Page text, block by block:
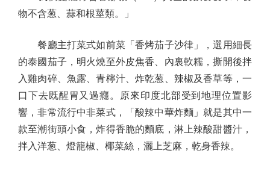
物不含葱、蒜和根莖類。」
餐廳主打菜式如前菜「香烤茄子沙律」，選用細長
的泰國茄子，明火燒至外皮焦香、內裏軟糯，撕開後拌
入雞肉碎、魚露、青檸汁、炸乾葱、辣椒及香草等，一
口下去既醒胃又過癮。原來印度北部受到地理位置影
響，非常流行中非菜式，「酸辣中華炸麵」就是其中一
款至潮街頭小食，炸得香脆的麵底，淋上辣酸甜醬汁，
拌入洋葱、燈籠椒、椰菜絲，灑上芝麻，乾身香辣。